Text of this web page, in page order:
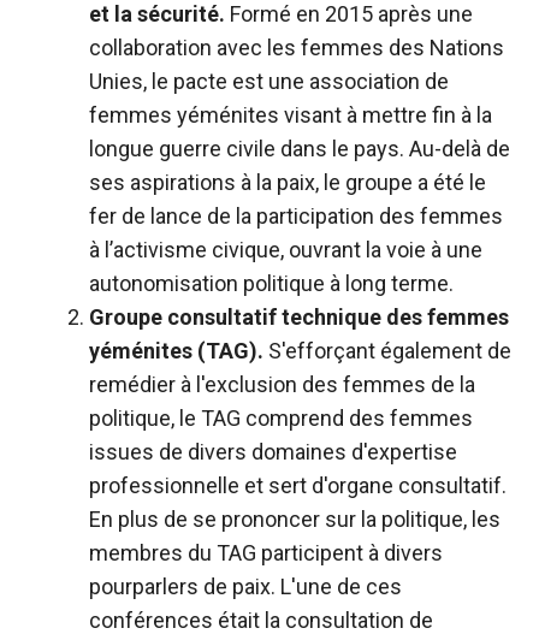
et la sécurité. Formé en 2015 après une
collaboration avec les femmes des Nations
Unies, le pacte est une association de
femmes yéménites visant à mettre fin à la
longue guerre civile dans le pays. Au-delà de
ses aspirations à la paix, le groupe a été le
fer de lance de la participation des femmes
à l’activisme civique, ouvrant la voie à une
autonomisation politique à long terme.
Groupe consultatif technique des femmes
yéménites (TAG). S'efforçant également de
remédier à l'exclusion des femmes de la
politique, le TAG comprend des femmes
issues de divers domaines d'expertise
professionnelle et sert d'organe consultatif.
En plus de se prononcer sur la politique, les
membres du TAG participent à divers
pourparlers de paix. L'une de ces
conférences était la consultation de